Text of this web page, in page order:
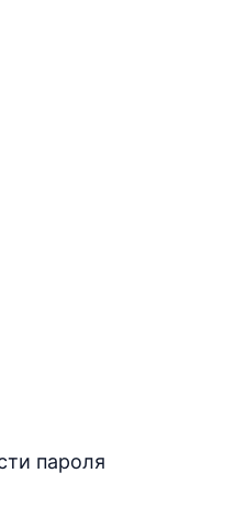
пароля